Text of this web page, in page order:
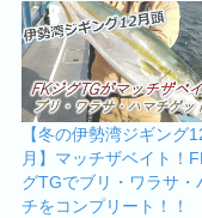
【冬の伊勢湾ジギング
月】マッチザベイト！
グTGでブリ・ワラサ・
チをコンプリート！！